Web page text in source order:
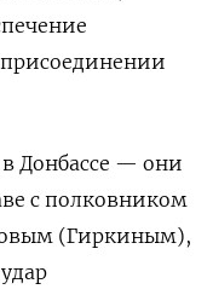
Донбассе — они
с полковником
(Гиркиным),